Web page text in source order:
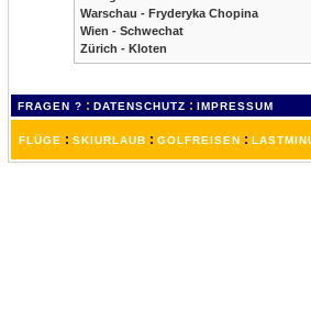
Warschau - Fryderyka Chopina
Wien - Schwechat
Zürich - Kloten
FRAGEN ? : DATENSCHUTZ : IMPRESSUM
FLÜGE : SKIURLAUB : GOLFREISEN :